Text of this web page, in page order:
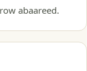
abaareed.